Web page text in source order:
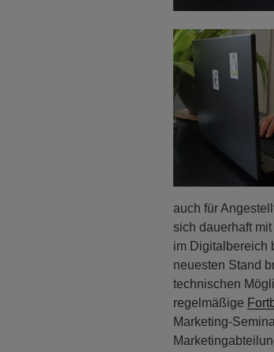
auch für
sich dauerhaft
im Digitalbereich
neuesten Stand
technischen
regelmäßige
Marketing-